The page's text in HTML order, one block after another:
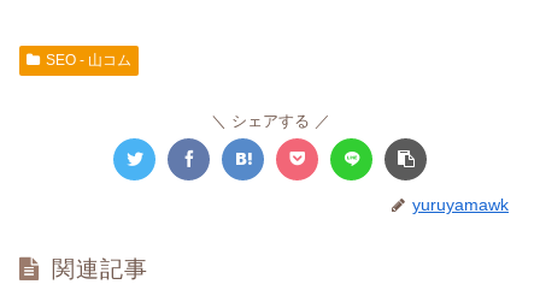
SEO - 山コム
シェアする
yuruyamawk
関連記事